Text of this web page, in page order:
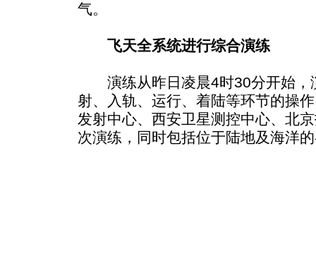
气。
飞天全系统进行综合演练
演练从昨日凌晨4时30分开始，
射、入轨、运行、着陆等环节的操
发射中心、西安卫星测控中心、北
次演练，同时包括位于陆地及海洋